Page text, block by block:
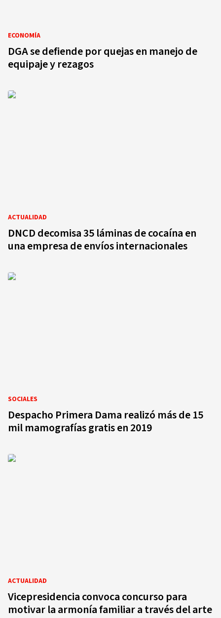
ECONOMÍA
DGA se defiende por quejas en manejo de
equipaje y rezagos
ACTUALIDAD
DNCD decomisa 35 láminas de cocaína en
una empresa de envíos internacionales
SOCIALES
Despacho Primera Dama realizó más de 15
mil mamografías gratis en 2019
ACTUALIDAD
Vicepresidencia convoca concurso para
motivar la armonía familiar a través del arte